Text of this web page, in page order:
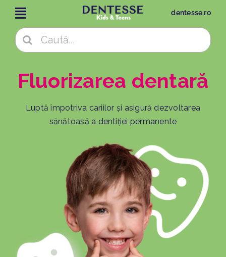
Skip
content
dentesse.ro
Cautare...
Fluorizarea dentară
Luptă împotriva cariilor și asigură dezvoltarea
sănătoasă a dentiției permanente